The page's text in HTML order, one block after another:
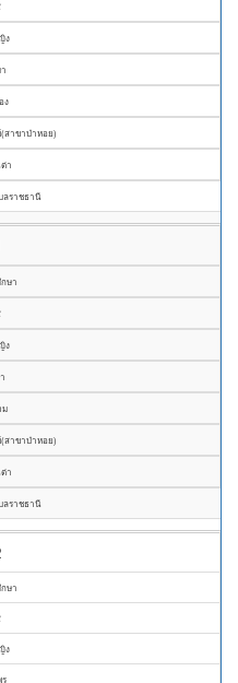
ง
ง
(สาขาบ๋าหอย)
า
ลราชธานี
ษา
ง
ม
(สาขาบ๋าหอย)
า
ลราชธานี
ษา
ง